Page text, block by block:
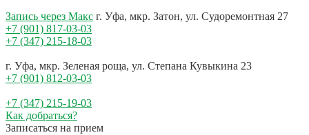
Запись через Макс г. Уфа, мкр. Затон, ул. Судоремонтная 27
+7 (901) 817-03-03
+7 (347) 215-18-03
г. Уфа, мкр. Зеленая роща, ул. Степана Кувыкина 23
+7 (901) 812-03-03
+7 (347) 215-19-03
Как добраться?
Записаться на прием